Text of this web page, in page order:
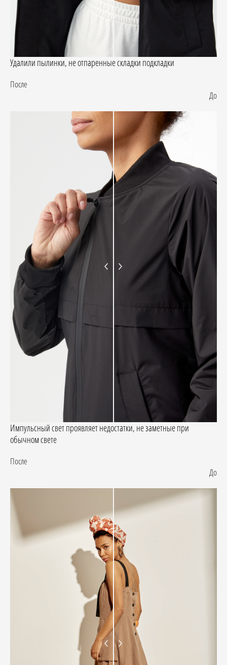
Удалили пылинки, не отпаренные складки подкладки
После
До
Импульсный свет проявляет недостатки, не заметные при
обычном свете
После
До